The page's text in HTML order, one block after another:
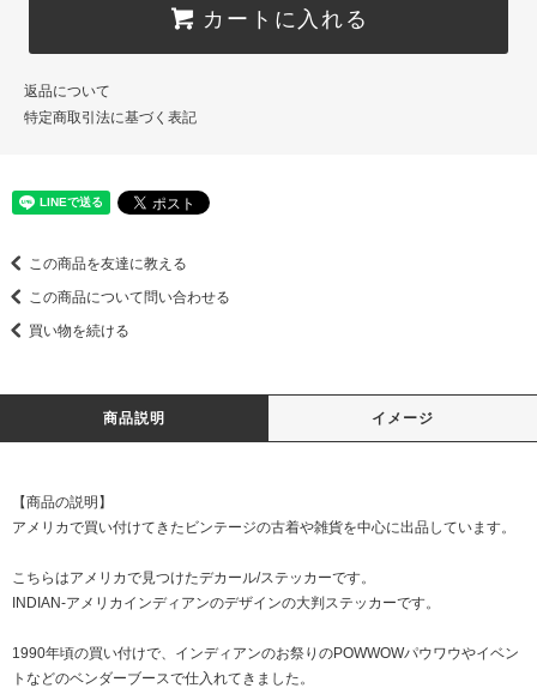
カートに入れる
返品について
特定商取引法に基づく表記
この商品を友達に教える
この商品について問い合わせる
買い物を続ける
商品説明 イメージ
【商品の説明】
アメリカで買い付けてきたビンテージの古着や雑貨を中心に出品しています。
こちらはアメリカで見つけたデカール/ステッカーです。
INDIAN-アメリカインディアンのデザインの大判ステッカーです。
1990年頃の買い付けで、インディアンのお祭りのPOWWOWパウワウやイベン
トなどのベンダーブースで仕入れてきました。